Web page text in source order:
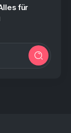
für